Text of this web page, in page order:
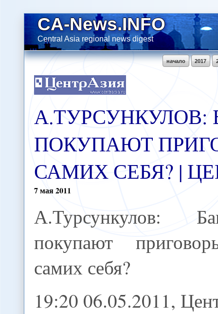
CA-News.INFO
Central Asia regional news digest
2017
начало
А.ТУРСУНКУЛОВ:
ПОКУПАЮТ
САМИХ СЕБЯ? |
7мая2011
А.Турсункулов:
покупают
самих себя?
19:20 06.05.2011,